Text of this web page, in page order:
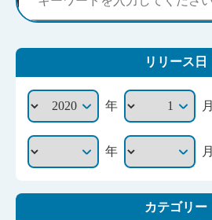
リリース日
年 月
年 月
カテゴリー